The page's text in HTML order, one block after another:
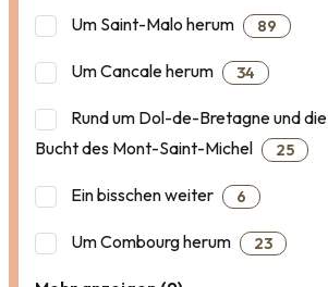
Um Saint-Malo herum 89
Um Cancale herum 34
Rund um Dol-de-Bretagne und die
Bucht des Mont-Saint-Michel
25
Ein bisschen weiter 6
Um Combourg herum 23